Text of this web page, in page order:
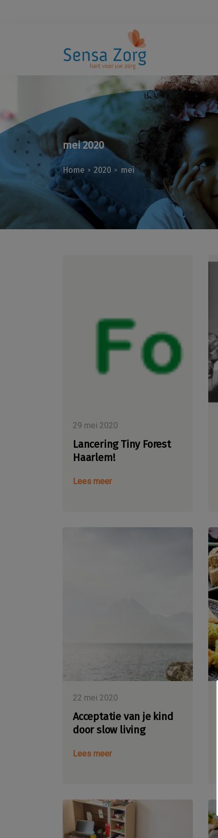
mei 2020
Home > 2020 > mei
29 mei 2020
Lancering Tiny Forest
Haarlem!
Lees meer
22 mei 2020
Acceptatie van je kind
door slow living
Lees meer